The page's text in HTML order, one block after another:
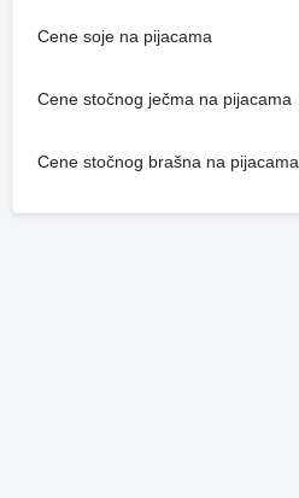
Cene soje na pijacama
Cene stočnog ječma na pijacama
Cene stočnog brašna na pijacama